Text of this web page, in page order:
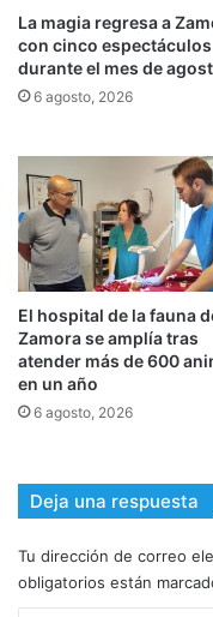
La magia regresa a
con cinco espectáculos
durante el mes de
6 agosto, 2026
El hospital de la fauna
Zamora se amplía tras
atender más de 600
en un año
6 agosto, 2026
Deja una respuesta
Tu dirección de correo
obligatorios están